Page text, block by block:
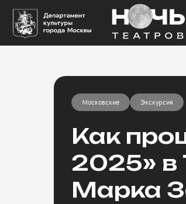
Московские Экскурсия
Как
2025» в
Марка